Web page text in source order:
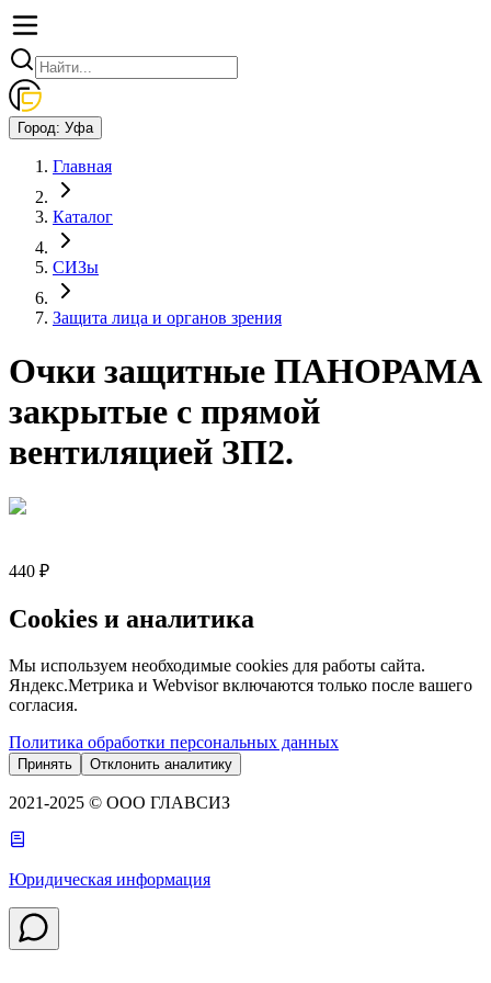
Город: Уфа
Главная
Каталог
СИЗы
Защита лица и органов зрения
Очки защитные ПАНОРАМА
закрытые с прямой
вентиляцией ЗП2.
440 ₽
Cookies и аналитика
Мы используем необходимые cookies для работы сайта.
Яндекс.Метрика и Webvisor включаются только после вашего
согласия.
Политика обработки персональных данных
Принять Отклонить аналитику
2021-2025 © ООО ГЛАВСИЗ
Юридическая информация